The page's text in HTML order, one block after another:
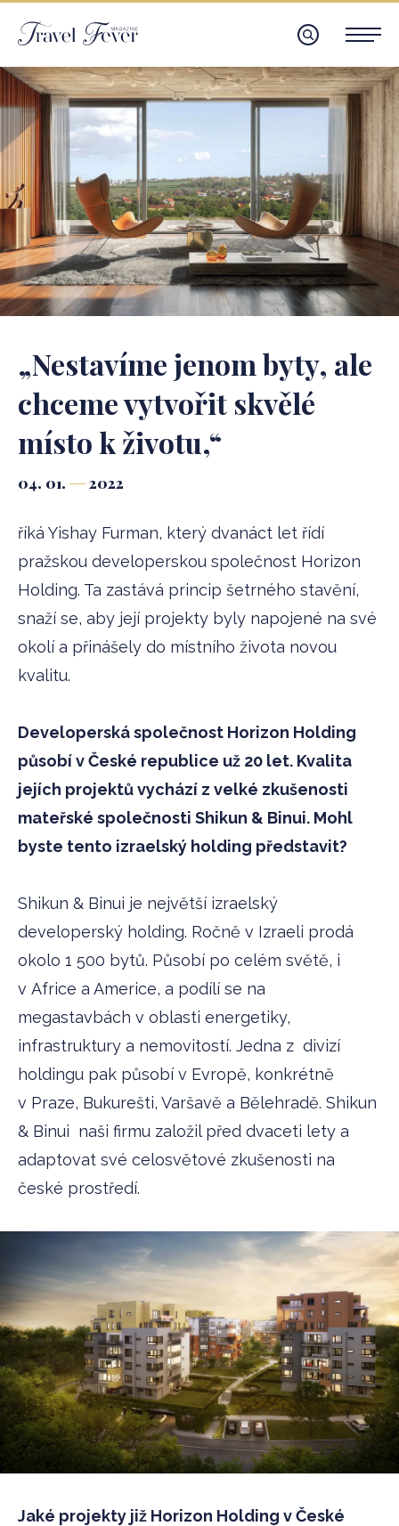
„Nestavíme jenom byty, ale
chceme vytvořit skvělé
místo k životu,“
04. 01. 2022
říká Yishay Furman, který dvanáct let řídí
pražskou developerskou společnost Horizon
Holding. Ta zastává princip šetrného stavění,
snaží se, aby její projekty byly napojené na své
okolí a přinášely do místního života novou
kvalitu.
Developerská společnost Horizon Holding
působí v České republice už 20 let. Kvalita
jejích projektů vychází z velké zkušenosti
mateřské společnosti Shikun & Binui. Mohl
byste tento izraelský holding představit?
Shikun & Binui je největší izraelský
developerský holding. Ročně v Izraeli prodá
okolo 1 500 bytů. Působí po celém světě, i
v Africe a Americe, a podílí se na
megastavbách v oblasti energetiky,
infrastruktury a nemovitostí. Jedna z divizí
holdingu pak působí v Evropě, konkrétně
v Praze, Bukurešti, Varšavě a Bělehradě. Shikun
& Binui naši firmu založil před dvaceti lety a
adaptovat své celosvětové zkušenosti na
české prostředí.
Jaké projekty již Horizon Holding v České